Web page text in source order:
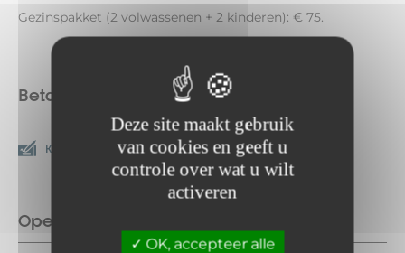
Deze site maakt gebruik
van cookies en geeft u
controle over wat u wilt
activeren
OK, accepteer alle
Gezinspakket (2 volwassenen + 2 kinderen): € 75.
Betaalmethoden
Kijk op Contanten
Openingsperiode